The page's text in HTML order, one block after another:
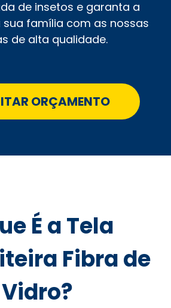
de insetos e garanta a
família com as nossas
de alta qualidade.
ORÇAMENTO
É a Tela
Fibra de
Vidro?